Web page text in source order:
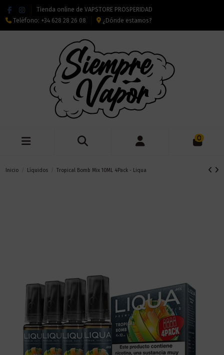
Tienda online de VAPSTORE PROSPERIDAD
Teléfono: +34 628 28 26 08 ¿Dónde estamos?
0
Inicio Líquidos Tropical Bomb Mix 10ML 4Pack - Liqua